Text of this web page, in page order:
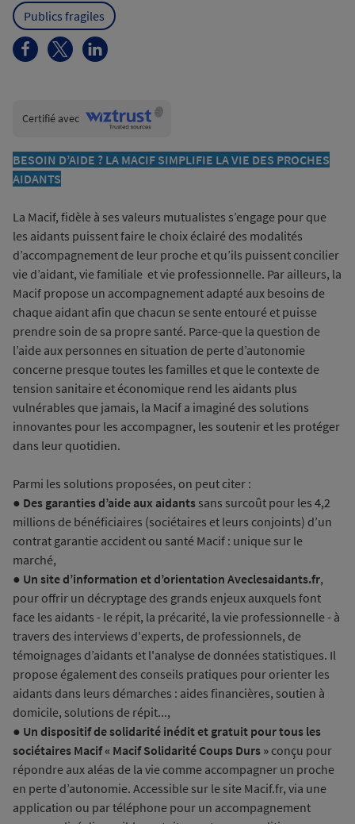
Publics fragiles
Certifié avecWiztrust
trusted
BESOIN D’AIDE ? LA MACIF SIMPLIFIE LA VIE DES PROCHES
AIDANTS
La Macif, fidèle à ses valeurs mutualistes s’engage pour que
les aidants puissent faire le choix éclairé des modalités
d’accompagnement de leur proche et qu’ils puissent concilier
vie d’aidant, vie familiale et vie professionnelle. Par ailleurs, la
Macif propose un accompagnement adapté aux besoins de
chaque aidant afin que chacun se sente entouré et puisse
prendre soin de sa propre santé. Parce-que la question de
l’aide aux personnes en situation de perte d’autonomie
concerne presque toutes les familles et que le contexte de
tension sanitaire et économique rend les aidants plus
vulnérables que jamais, la Macif a imaginé des solutions
innovantes pour les accompagner, les soutenir et les protéger
dans leur quotidien.
Parmi les solutions proposées, on peut citer :
● Des garanties d’aide aux aidants sans surcoût pour les 4,2
millions de bénéficiaires (sociétaires et leurs conjoints) d’un
contrat garantie accident ou santé Macif : unique sur le
marché,
● Un site d’information et d’orientation Aveclesaidants.fr,
pour offrir un décryptage des grands enjeux auxquels font
face les aidants - le répit, la précarité, la vie professionnelle - à
travers des interviews d'experts, de professionnels, de
témoignages d’aidants et l'analyse de données statistiques. Il
propose également des conseils pratiques pour orienter les
aidants dans leurs démarches : aides financières, soutien à
domicile, solutions de répit...,
● Un dispositif de solidarité inédit et gratuit pour tous les
sociétaires Macif « Macif Solidarité Coups Durs »conçu pour
répondre aux aléas de la vie comme accompagner un proche
en perte d’autonomie. Accessible sur le site Macif.fr, via une
application ou par téléphone pour un accompagnement